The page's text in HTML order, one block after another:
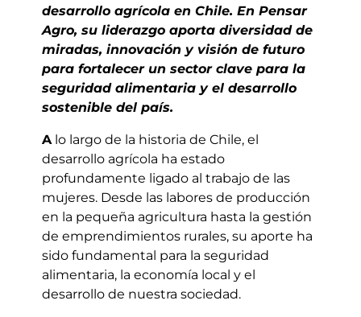
desarrollo agrícola en Chile. En Pensar
Agro, su liderazgo aporta diversidad de
miradas, innovación y visión de futuro
para fortalecer un sector clave para la
seguridad alimentaria y el desarrollo
sostenible del país.
A lo largo de la historia de Chile, el
desarrollo agrícola ha estado
profundamente ligado al trabajo de las
mujeres. Desde las labores de producción
en la pequeña agricultura hasta la gestión
de emprendimientos rurales, su aporte ha
sido fundamental para la seguridad
alimentaria, la economía local y el
desarrollo de nuestra sociedad.